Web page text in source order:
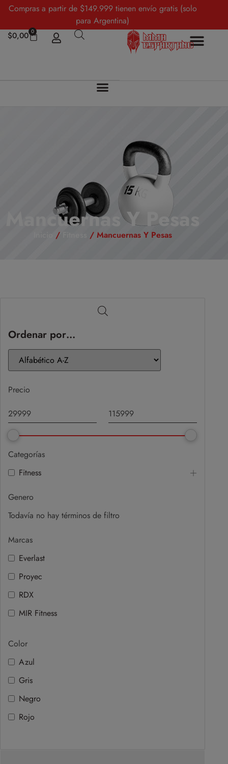
Compras a partir de $149.999 tienen envío gratis (solo
para Argentina)
$0,00 0
Mancuernas Y Pesas
/ / Mancuernas Y Pesas
Ordenar por…
Precio
Categorías
Fitness
Genero
Todavía no hay términos de filtro
Marcas
Everlast
Proyec
RDX
MIR Fitness
Color
Azul
Gris
Negro
Rojo